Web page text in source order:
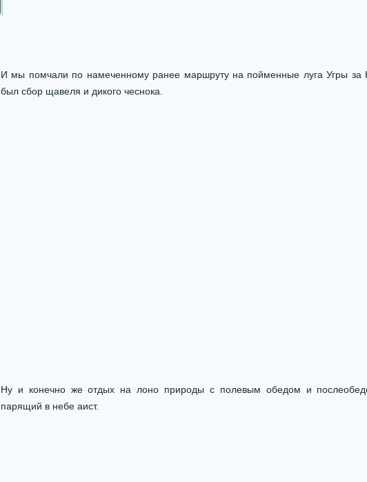
И мы помчали по намеченному ранее маршруту на пойменные луга Угры за
был сбор щавеля и дикого чеснока.
Ну и конечно же отдых на лоно природы с полевым обедом и
парящий в небе аист.